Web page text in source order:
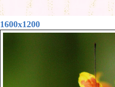
1600x1200